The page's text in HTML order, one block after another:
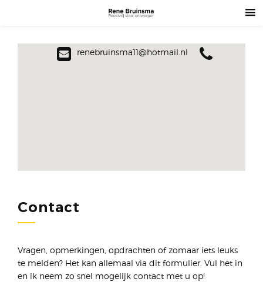
renebruinsma11@hotmail.nl
Contact
Vragen, opmerkingen, opdrachten of zomaar iets leuks
te melden? Het kan allemaal via dit formulier. Vul het in
en ik neem zo snel mogelijk contact met u op!